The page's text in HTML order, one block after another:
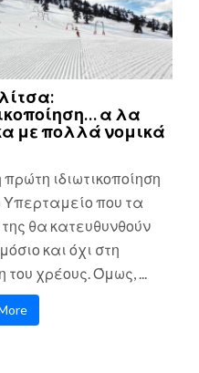
α λα
με πολλά νομικά
ιδιωτικοποίηση
Υπερταμείο που τα
θα κατευθυνθούν
και όχι στη
του χρέους. Όμως, ...